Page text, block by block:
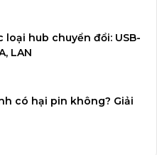
loại hub chuyển đổi: USB-
LAN
có hại pin không? Giải